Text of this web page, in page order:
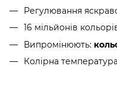
Регулювання
16 мільйонів
Випромінюють:
Колірна температура